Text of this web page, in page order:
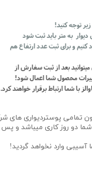
بعد از ثبت سفارش از
محصول شما اعمال شود!
با شما ارتباط برقرار خواهند کرد.
پوستردیواری های
دو روز کاری میباشد و پس
آسیبی وارد نخواهد گردید!